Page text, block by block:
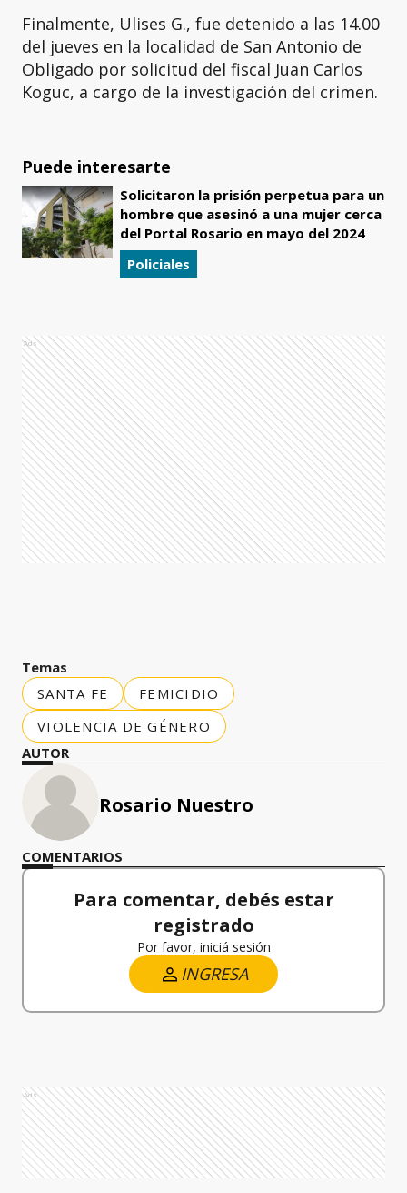
Finalmente, Ulises G., fue detenido a las 14.00
del jueves en la localidad de San Antonio de
Obligado por solicitud del fiscal Juan Carlos
Koguc, a cargo de la investigación del crimen.
Puede interesarte
Solicitaron la prisión perpetua para un
hombre que asesinó a una mujer cerca
del Portal Rosario en mayo del 2024
Policiales
Ads
Temas
SANTA FE
FEMICIDIO
VIOLENCIA DE GÉNERO
AUTOR
Rosario Nuestro
COMENTARIOS
Para comentar, debés estar
registrado
Por favor, iniciá sesión
INGRESA
Ads